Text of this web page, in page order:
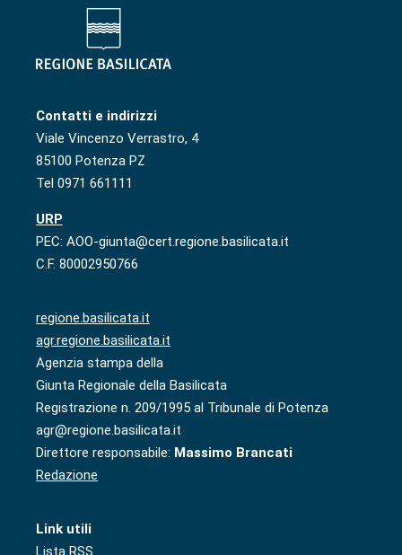
Contatti e indirizzi
Viale Vincenzo Verrastro, 4
85100 Potenza PZ
Tel 0971 661111
URP
PEC: AOO-giunta@cert.regione.basilicata.it
C.F. 80002950766
regione.basilicata.it
agr.regione.basilicata.it
Agenzia stampa della
Giunta Regionale della Basilicata
Registrazione n. 209/1995 al Tribunale di Potenza
agr@regione.basilicata.it
Direttore responsabile: Massimo Brancati
Redazione
Link utili
Lista RSS